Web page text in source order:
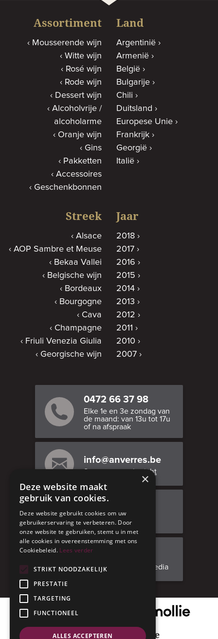
Assortiment
Mousserende wijn
Witte wijn
Rosé wijn
Rode wijn
Dessert wijn
Alcoholvrije /
alcoholarme
Oranje wijn
Gins
Pakketten
Accessoires
Geschenkbonnen
Land
Argentinië
Armenië
België
Bulgarije
Chili
Duitsland
Europese Unie
Frankrijk
Georgië
Italië
Streek
Alsace
AOP Sambre et Meuse
Bekaa Vallei
Belgische wijn
Bordeaux
Bourgogne
Cava
Champagne
Friuli Venezia Giulia
Georgische wijn
Jaar
2018
2017
2016
2015
2014
2013
2012
2011
2010
2007
0472 66 37 98
Elke 1e en 3e zondag van
de maand: van 13u tot 17u
of na afspraak
info@anverres.be
Stuur ons een bericht
Adresgegevens
Facebook
Volg ons op social media
Onze veilige betaalpartner
Geniet met mate
×
Deze website maakt
gebruik van cookies.
Deze website gebruikt cookies om uw
gebruikerservaring te verbeteren. Door
onze website te gebruiken, stemt u in met
alle cookies in overeenstemming met ons
Cookiebeleid. Lees verder
STRIKT NOODZAKELIJK
PRESTATIE
TARGETING
FUNCTIONEEL
ALLES ACCEPTEREN